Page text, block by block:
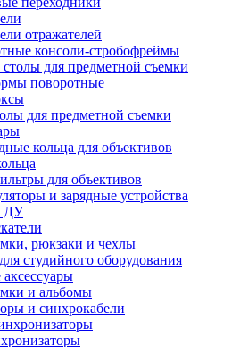
отражателей
консоли-стробофреймы
для предметной съемки
поворотные
для предметной съемки
кольца для объективов
для объективов
и зарядные устройства
ДУ
рюкзаки и чехлы
студийного оборудования
и альбомы
и синхрокабели